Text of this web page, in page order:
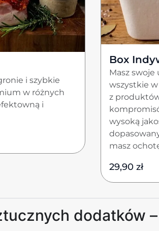
i szybkie
w różnych
i
Box
Masz swoje
wszystkie
z
wysoką
masz
29,90zł
dodatków